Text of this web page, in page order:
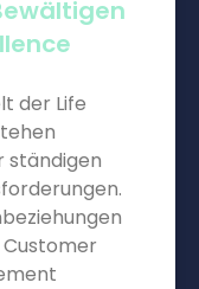
der Life
ständigen